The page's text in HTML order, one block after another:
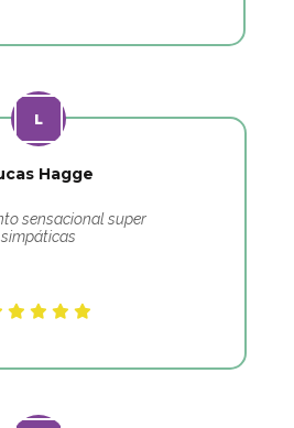
Hagge
sensacional super
simpáticas